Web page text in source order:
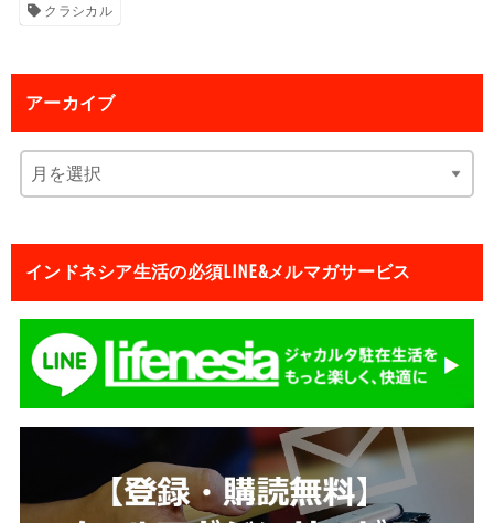
クラシカル
アーカイブ
インドネシア生活の必須LINE&メルマガサービス